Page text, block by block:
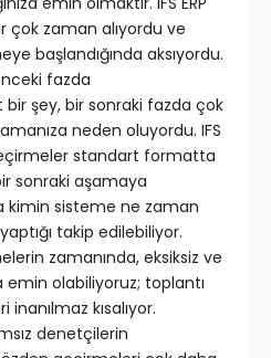
zaman alıyordu ve
başlandığında aksıyordu.
fazda
şey, bir sonraki fazda çok
neden oluyordu. IFS
standart formatta
sonraki aşamaya
kimin sisteme ne zaman
takip edilebiliyor.
zamanında, eksiksiz ve
emin olabiliyoruz; toplantı
kısalıyor.
denetçilerin